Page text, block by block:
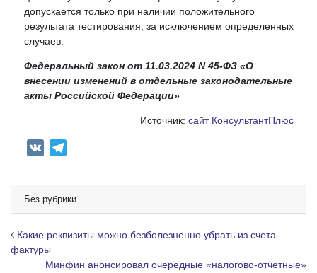
допускается только при наличии положительного
результата тестирования, за исключением определенных
случаев.
Федеральный закон от 11.03.2024 N 45-ФЗ «О
внесении изменений в отдельные законодательные
акты Российской Федерации»
Источник: сайт КонсультантПлюс
e
g
r
m
Без рубрики
Навигация по записям
Какие реквизиты можно безболезненно убрать из счета-
фактуры
Минфин анонсировал очередные «налогово-отчетные»